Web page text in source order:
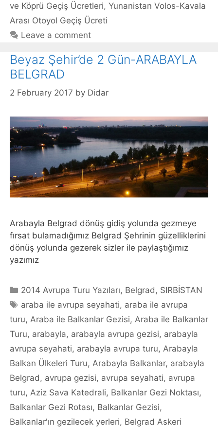
ve Köprü Geçiş Ücretleri, Yunanistan Volos-Kavala
Arası Otoyol Geçiş Ücreti
Leave a comment
Beyaz Şehir’de 2 Gün-ARABAYLA
BELGRAD
2 February 2017 by Didar
Arabayla Belgrad dönüş gidiş yolunda gezmeye
fırsat bulamadığımız Belgrad Şehrinin güzelliklerini
dönüş yolunda gezerek sizler ile paylaştığımız
yazımız
Categories
2014 Avrupa Turu Yazıları, Belgrad, SIRBİSTAN
Tags
araba ile avrupa seyahati, araba ile avrupa
turu, Araba ile Balkanlar Gezisi, Araba ile Balkanlar
Turu, arabayla, arabayla avrupa gezisi, arabayla
avrupa seyahati, arabayla avrupa turu, Arabayla
Balkan Ülkeleri Turu, Arabayla Balkanlar, arabayla
Belgrad, avrupa gezisi, avrupa seyahati, avrupa
turu, Aziz Sava Katedrali, Balkanlar Gezi Noktası,
Balkanlar Gezi Rotası, Balkanlar Gezisi,
Balkanlar'ın gezilecek yerleri, Belgrad Askeri